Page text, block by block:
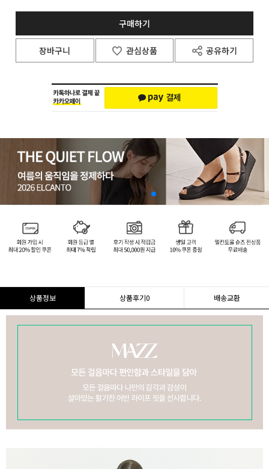
구매하기
장바구니 관심상품 공유하기
상품정보 상품후기0 배송교환